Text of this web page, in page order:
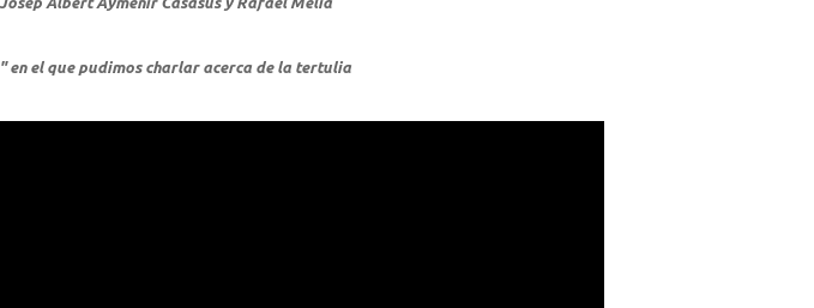
en el que pudimos charlar acerca de la tertulia